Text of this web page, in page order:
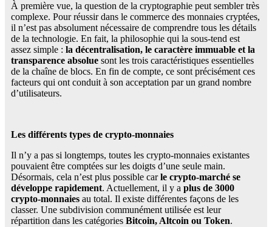
À première vue, la question de la cryptographie peut sembler très
complexe. Pour réussir dans le commerce des monnaies cryptées,
il n’est pas absolument nécessaire de comprendre tous les détails
de la technologie. En fait, la philosophie qui la sous-tend est
assez simple : la décentralisation, le caractère immuable et la
transparence absolue sont les trois caractéristiques essentielles
de la chaîne de blocs. En fin de compte, ce sont précisément ces
facteurs qui ont conduit à son acceptation par un grand nombre
d’utilisateurs.
Les différents types de crypto-monnaies
Il n’y a pas si longtemps, toutes les crypto-monnaies existantes
pouvaient être comptées sur les doigts d’une seule main.
Désormais, cela n’est plus possible carle crypto-marché se
développe rapidement. Actuellement, il y a plus de 3000
crypto-monnaies au total. Il existe différentes façons de les
classer. Une subdivision communément utilisée est leur
répartition dans les catégories Bitcoin, Altcoin ou Token.